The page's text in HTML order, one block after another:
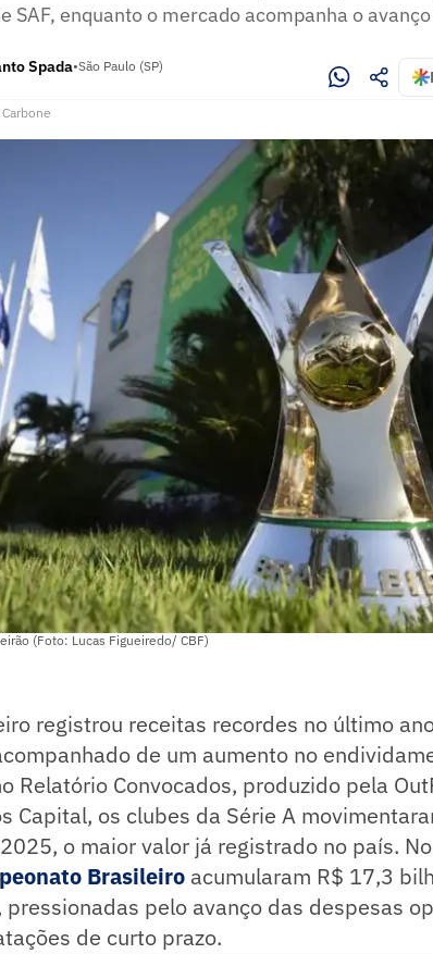
SAF, enquanto o mercado acompanha o
Spada•São Paulo (SP)
(Foto: Lucas Figueiredo/ CBF)
registrou receitas recordes no último
de um aumento no
Relatório Convocados, produzido pela
Capital, os clubes da Série A
o maior valor já registrado no país.
Brasileiro acumularam R$ 17,3
pelo avanço das despesas
de curto prazo.